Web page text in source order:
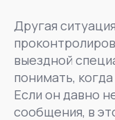
Другая
выездной
понимать,
Если он давно
сообщения, в